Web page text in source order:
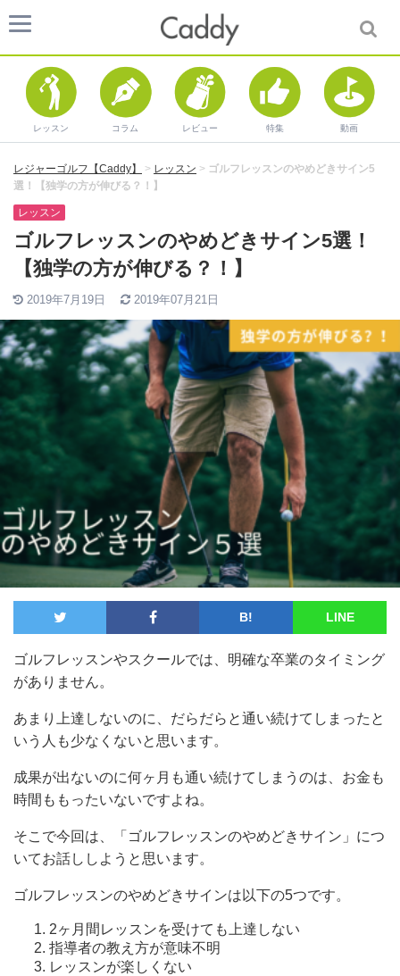
レッスン コラム レビュー 特集 動画
レジャーゴルフ【Caddy】 > レッスン > ゴルフレッスンのやめどきサイン5
選！【独学の方が伸びる？！】
レッスン
ゴルフレッスンのやめどきサイン5選！
【独学の方が伸びる？！】
2019年7月19日 2019年07月21日
B! LINE
ゴルフレッスンやスクールでは、明確な卒業のタイミング
がありません。
あまり上達しないのに、だらだらと通い続けてしまったと
いう人も少なくないと思います。
成果が出ないのに何ヶ月も通い続けてしまうのは、お金も
時間ももったいないですよね。
そこで今回は、「ゴルフレッスンのやめどきサイン」につ
いてお話ししようと思います。
ゴルフレッスンのやめどきサインは以下の5つです。
2ヶ月間レッスンを受けても上達しない
指導者の教え方が意味不明
レッスンが楽しくない